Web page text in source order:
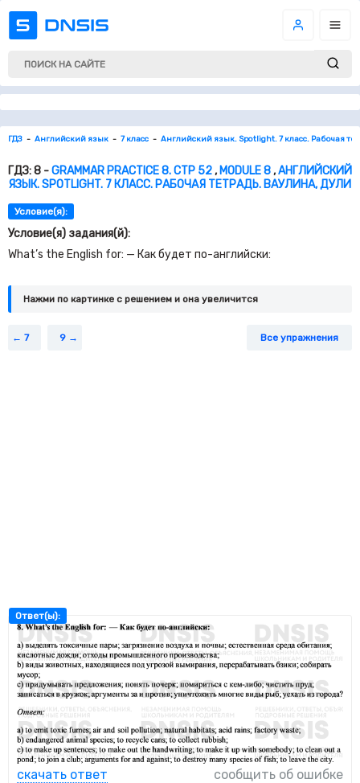
ГДЗ Английский язык 7 класс Английский язык. Spotlight. 7 класс. Рабочая
ГДЗ: 8 -GRAMMAR PRACTICE 8. СТР 52, MODULE 8,АНГЛИЙСКИЙ
ЯЗЫК. SPOTLIGHT. 7 КЛАСС. РАБОЧАЯ ТЕТРАДЬ. ВАУЛИНА, ДУЛИ
Условие(я):
Условие(я) задания(й):
What’s the English for: — Как будет по-английски:
Нажми по картинке c решением и она увеличится
7 9 Все упражнения
Ответ(ы):
скачать ответ сообщить об ошибке